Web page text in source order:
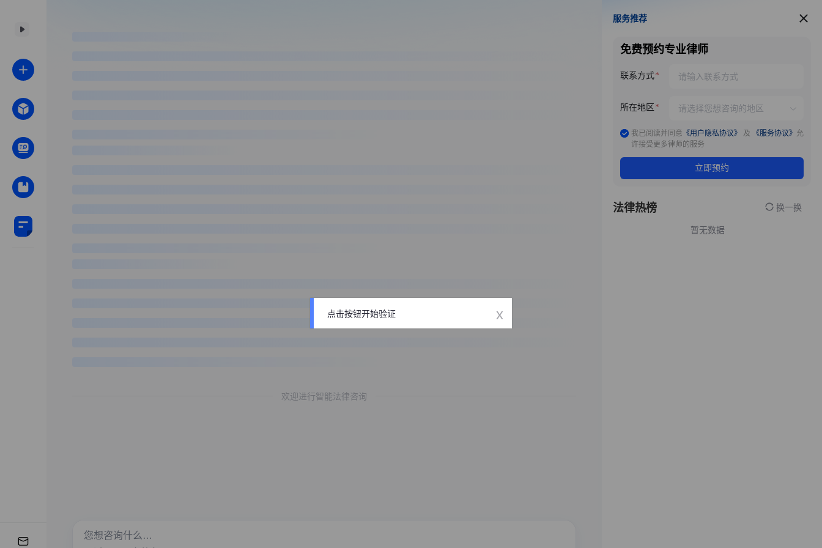
欢迎进行智能法律咨询
服务推荐
服务推荐
免费预约专业律师
联系方式
所在地区
我已阅读并同意 《用户隐私协议》 及 《服务协议》 允
许接受更多律师的服务
立即预约
法律热榜 换一换
暂无数据
点击按钮开始验证 x